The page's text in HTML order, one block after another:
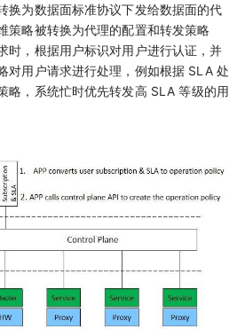
换为数据面标准协议下发给数据面的代
策略被转换为代理的配置和转发策略
时，根据用户标识对用户进行认证，并
对用户请求进行处理，例如根据 SLA 处
略，系统忙时优先转发高 SLA 等级的用